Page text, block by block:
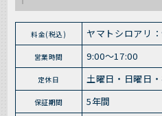
料金(税込) ヤマトシロアリ
営業時間 9:00～17:00
定休日 土曜日・日曜日
保証期間 5年間